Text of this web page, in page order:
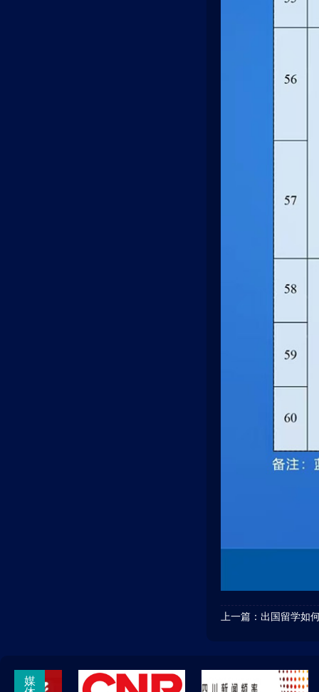
上一篇： 出国留学如
媒